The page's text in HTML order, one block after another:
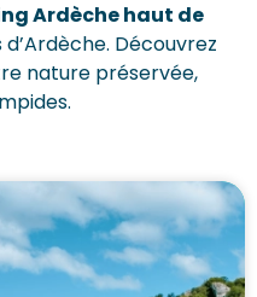
Ardèche haut de
Découvrez
nature préservée,